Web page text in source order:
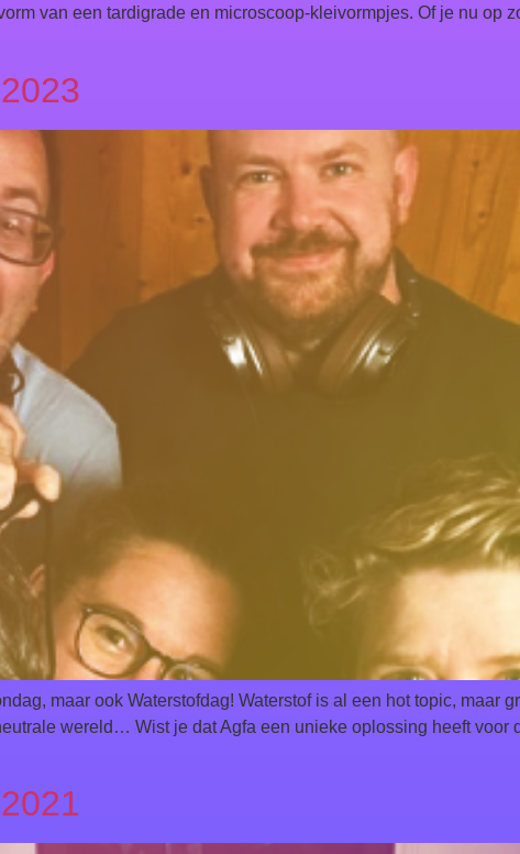
van een tardigrade en microscoop-kleivormpjes. Of je nu op
maar ook Waterstofdag! Waterstof is al een hot topic, maar
wereld… Wist je dat Agfa een unieke oplossing heeft voor